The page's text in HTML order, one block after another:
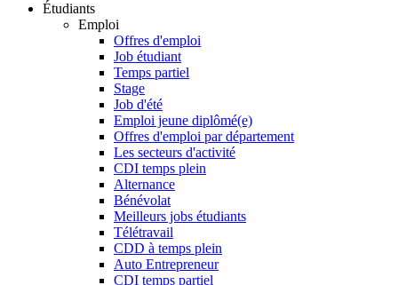
Étudiants
Emploi
Offres d'emploi
Job étudiant
Temps partiel
Stage
Job d'été
Emploi jeune diplômé(e)
Offres d'emploi par département
Les secteurs d'activité
CDI temps plein
Alternance
Bénévolat
Meilleurs jobs étudiants
Télétravail
CDD à temps plein
Auto Entrepreneur
CDI temps partiel